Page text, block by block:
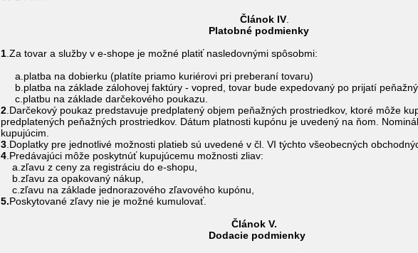
Článok IV
Platobné podmienky
1 .Za tovar a služby v e-shope je možné platiť nasledovnými spôsobmi:
a.platba na dobierku (platíte priamo kuriérovi pri preberaní tovaru)
b.platba na základe zálohovej faktúry - vopred, tovar bude expedovaný po prijatí
c.platbu na základe darčekového poukazu.
2 .Darčekový poukaz predstavuje predplatený objem peňažných prostriedkov, ktoré môže
predplatených peňažných prostriedkov. Dátum platnosti kupónu je uvedený na ňom.
kupujúcim.
3 .Doplatky pre jednotlivé možnosti platieb sú uvedené v čl. VI týchto všeobecných
4 .Predávajúci môže poskytnúť kupujúcemu možnosti zliav:
a.zľavu z ceny za registráciu do e-shopu,
b.zľavu za opakovaný nákup,
c.zľavu na základe jednorazového zľavového kupónu,
5.Poskytované zľavy nie je možné kumulovať.
Článok V.
Dodacie podmienky